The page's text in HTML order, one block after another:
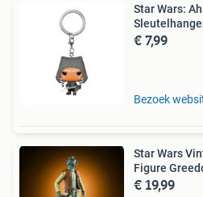
Star Wars:
€ 7,99
Bezoek
Star Wars
Figure
€ 19,99